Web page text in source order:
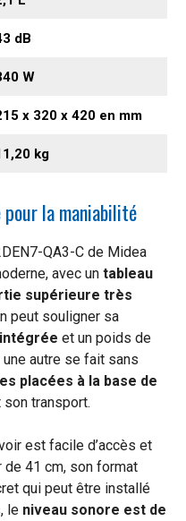
dB
W
x 320 x 420 en mm
kg
la maniabilité
QA3-C de Midea
avec un tableau
supérieure très
peut souligner sa
et un poids de
une autre se fait sans
placées à la base de
transport.
est facile d’accès et
de 41 cm, son format
qui peut être installé
le niveau sonore est de